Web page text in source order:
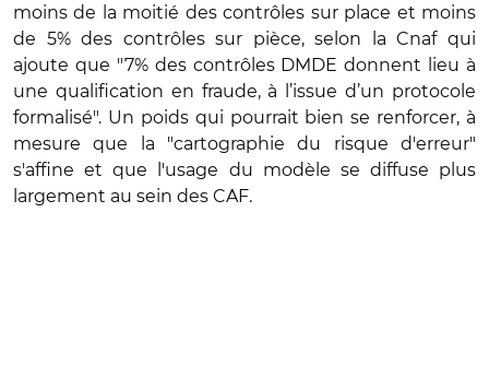
moins de la moitié des contrôles sur place et moins
de 5% des contrôles sur pièce, selon la Cnaf qui
ajoute que "7% des contrôles DMDE donnent lieu à
une qualification en fraude, à l’issue d’un protocole
formalisé". Un poids qui pourrait bien se renforcer, à
mesure que la "cartographie du risque d'erreur"
s'affine et que l'usage du modèle se diffuse plus
largement au sein des CAF.